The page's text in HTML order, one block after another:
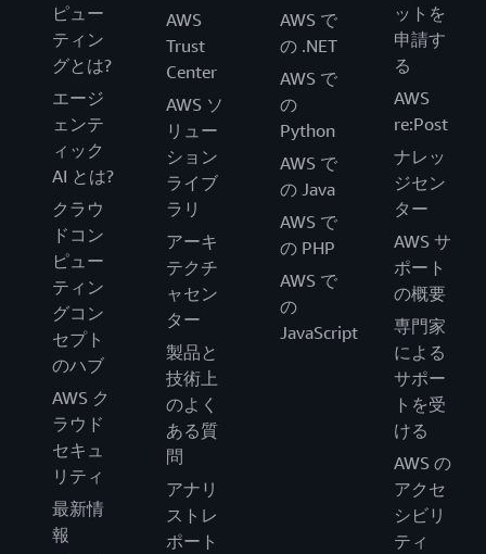
ピュー
ティン
グとは?
エージ
ェンテ
ィック
AI とは?
クラウ
ドコン
ピュー
ティン
グコン
セプト
のハブ
AWS ク
ラウド
セキュ
リティ
最新情
報
AWS
Trust
Center
AWS ソ
リュー
ション
ライブ
ラリ
アーキ
テクチ
ャセン
ター
製品と
技術上
のよく
ある質
問
アナリ
ストレ
ポート
AWS で
の .NET
AWS で
の
Python
AWS で
の Java
AWS で
の PHP
AWS で
の
JavaScript
ットを
申請す
る
AWS
re:Post
ナレッ
ジセン
ター
AWS サ
ポート
の概要
専門家
による
サポー
トを受
ける
AWS の
アクセ
シビリ
ティ